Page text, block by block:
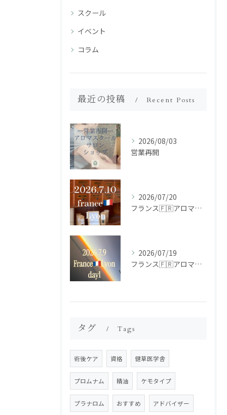
スクール
イベント
コラム
最近の投稿 Recent Posts
2026/08/03
営業再開
2026/07/20
フランス🇫🇷アロマ研修ツアー𝗱𝗮𝘆𝟮
2026/07/19
フランス🇫🇷アロマ研修ツアー𝗱𝗮𝘆𝟭
タグ Tags
術後ケア 資格 健草医学舎
プロムナム 精油 ケモタイプ
プラナロム おすすめ アドバイザー